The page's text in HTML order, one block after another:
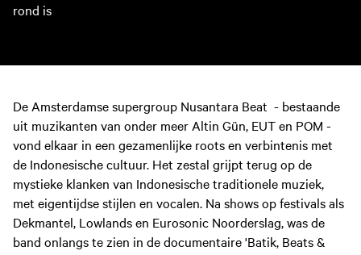
rond is
De Amsterdamse supergroup Nusantara Beat - bestaande
uit muzikanten van onder meer Altin Gün, EUT en POM -
vond elkaar in een gezamenlijke roots en verbintenis met
de Indonesische cultuur. Het zestal grijpt terug op de
mystieke klanken van Indonesische traditionele muziek,
met eigentijdse stijlen en vocalen. Na shows op festivals als
Dekmantel, Lowlands en Eurosonic Noorderslag, was de
band onlangs te zien in de documentaire 'Batik, Beats &